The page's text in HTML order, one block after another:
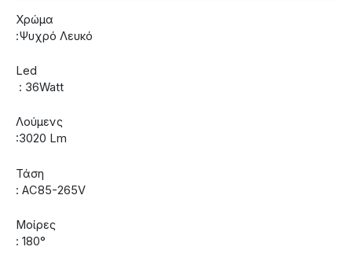
Χρώμα
:Ψυχρό Λευκό
Led
: 36Watt
Λούμενς
:3020 Lm
Τάση
: AC85-265V
Μοίρες
: 180°